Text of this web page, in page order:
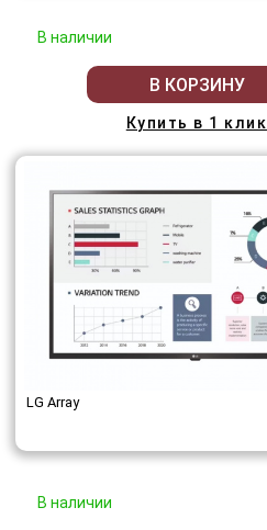
В наличии
В КОРЗИНУ
Купить в 1 клик
LG Array
В наличии